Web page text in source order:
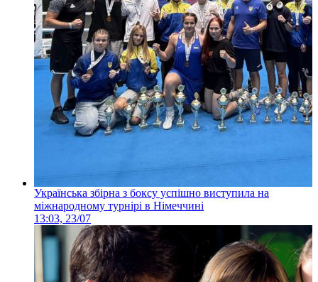
Українська збірна з боксу успішно виступила на
міжнародному турнірі в Німеччині
13:03, 23/07